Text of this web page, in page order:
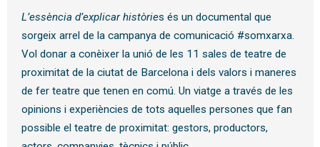
L’essència d’explicar històries és un documental que
sorgeix arrel de la campanya de comunicació #somxarxa.
Vol donar a conèixer la unió de les 11 sales de teatre de
proximitat de la ciutat de Barcelona i dels valors i maneres
de fer teatre que tenen en comú. Un viatge a través de les
opinions i experiències de tots aquelles persones que fan
possible el teatre de proximitat: gestors, productors,